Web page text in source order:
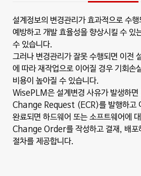
설계정보의 변경관리가 효과적으로 수
예방하고 개발 효율성을 향상시킬 수 있
수 있습니다.
그러나 변경관리가 잘못 수행되면 이전
에 따라 재작업으로 이어질 경우 기회손
비용이 높아질 수 있습니다.
WisePLM은 설계변경 사유가 발생하
Change Request (ECR)를 발행하고
완료되면 하드웨어 또는 소프트웨어에
Change Order를 작성하고 결재, 배포
절차를 제공합니다.